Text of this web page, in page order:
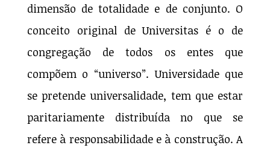
dimensão de totalidade e de conjunto. O
conceito original de Universitas é o de
congregação de todos os entes que
compõem o “universo”. Universidade que
se pretende universalidade, tem que estar
paritariamente distribuída no que se
refere à responsabilidade e à construção. A